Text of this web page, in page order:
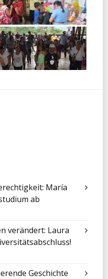
María
ab
verändert: Laura
Geschichte